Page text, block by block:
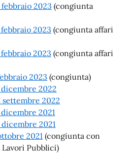
2023 (congiunta
2023 (congiunta affari
2023 (congiunta affari
2023 (congiunta)
2022
settembre 2022
2021
2021
2021 (congiunta con
Pubblici)